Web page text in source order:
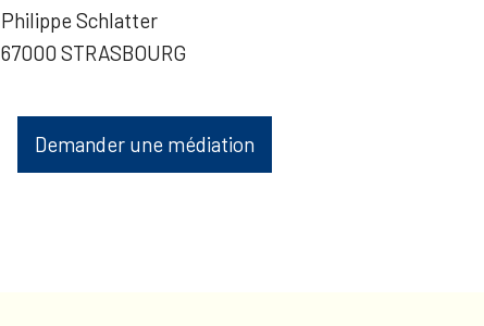
Philippe Schlatter
67000 STRASBOURG
Demander une médiation